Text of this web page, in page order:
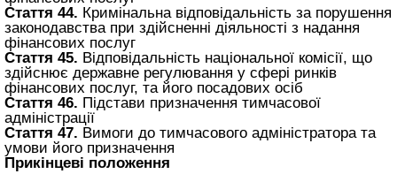
Стаття 44. Кримінальна відповідальність за порушення
законодавства при здійсненні діяльності з надання
фінансових послуг
Стаття 45. Відповідальність національної комісії, що
здійснює державне регулювання у сфері ринків
фінансових послуг, та його посадових осіб
Стаття 46. Підстави призначення тимчасової
адміністрації
Стаття 47. Вимоги до тимчасового адміністратора та
умови його призначення
Прикінцеві положення